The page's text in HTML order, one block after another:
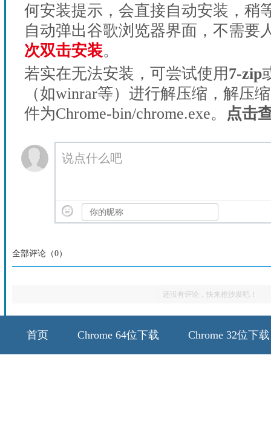
何安装提示，会直接自动安装，稍
自动弹出谷歌浏览器界面，不需要
次双击安装。
若实在无法安装，可尝试使用7-zip
（如winrar等）进行解压缩，解压
件为Chrome-bin/chrome.exe。
点击
说点什么吧
全部评论（0）
还没有评论，快来抢沙发吧！
首页 Chrome 64位下载 Chrome 32位下载